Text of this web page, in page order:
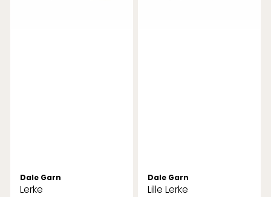
Dale Garn
Lerke
Dale Garn
Lille Lerke